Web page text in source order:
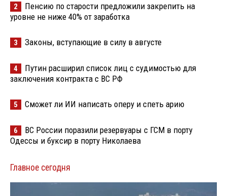
2
Пенсию по старости предложили закрепить на
уровне не ниже 40% от заработка
3 Законы, вступающие в силу в августе
4
Путин расширил список лиц с судимостью для
заключения контракта с ВС РФ
5 Сможет ли ИИ написать оперу и спеть арию
6
ВС России поразили резервуары с ГСМ в порту
Одессы и буксир в порту Николаева
Главное сегодня